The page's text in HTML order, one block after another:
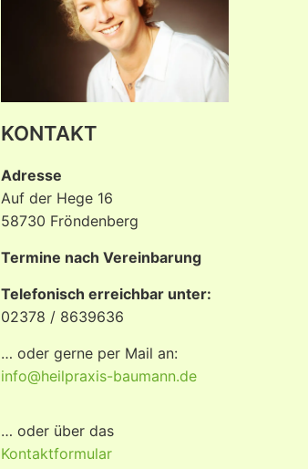
KONTAKT
Adresse
Auf der Hege 16
58730 Fröndenberg
Termine nach Vereinbarung
Telefonisch erreichbar unter:
02378 / 8639636
… oder gerne per Mail an:
info@heilpraxis-baumann.de
… oder über das
Kontaktformular